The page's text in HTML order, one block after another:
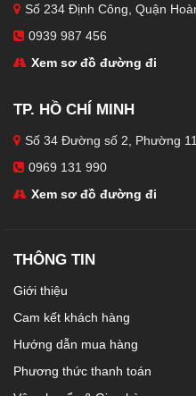
Số 234 Định Công, Quận
0939 987 456
Xem sơ đồ đường đi
TP. HỒ CHÍ MINH
Số 34 Đường số 2, Phường
0969 131 990
Xem sơ đồ đường đi
THÔNG TIN
Giới thiệu
Cam kết khách hàng
Hướng dẫn mua hàng
Phương thức thanh toán